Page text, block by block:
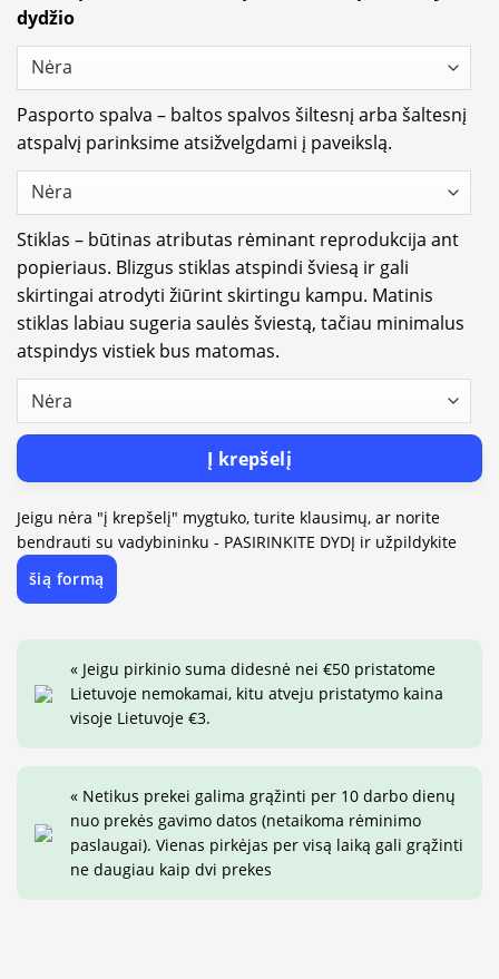
dydžio
Pasporto spalva – baltos spalvos šiltesnį arba šaltesnį
atspalvį parinksime atsižvelgdami į paveikslą.
Stiklas – būtinas atributas rėminant reprodukcija ant
popieriaus. Blizgus stiklas atspindi šviesą ir gali
skirtingai atrodyti žiūrint skirtingu kampu. Matinis
stiklas labiau sugeria saulės šviestą, tačiau minimalus
atspindys vistiek bus matomas.
Į krepšelį
Jeigu nėra "į krepšelį" mygtuko, turite klausimų, ar norite
bendrauti su vadybininku - PASIRINKITE DYDĮ ir užpildykite
šią formą
« Jeigu pirkinio suma didesnė nei €50 pristatome
Lietuvoje nemokamai, kitu atveju pristatymo kaina
visoje Lietuvoje €3.
« Netikus prekei galima grąžinti per 10 darbo dienų
nuo prekės gavimo datos (netaikoma rėminimo
paslaugai). Vienas pirkėjas per visą laiką gali grąžinti
ne daugiau kaip dvi prekes